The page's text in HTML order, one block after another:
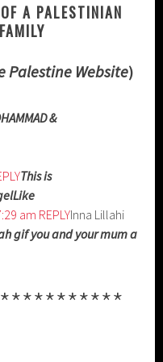
A PALESTINIAN
Palestine Website)
&
This is
am REPLYInna Lillahi
gif you and your mum a